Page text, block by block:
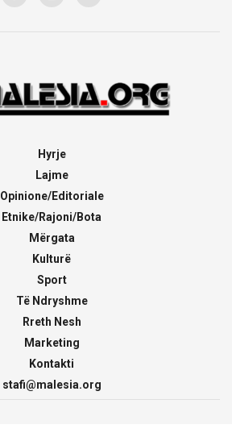
Hyrje
Lajme
Opinione/Editoriale
Etnike/Rajoni/Bota
Mërgata
Kulturë
Sport
Të Ndryshme
Rreth Nesh
Marketing
Kontakti
stafi@malesia.org